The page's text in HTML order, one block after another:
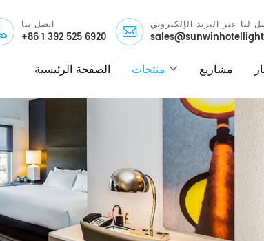
اتصل بنا
+86 1 392 525 6920
لنا عبر البريد الإلكتروني
الصفحة الرئيسية منتجات مشاريع